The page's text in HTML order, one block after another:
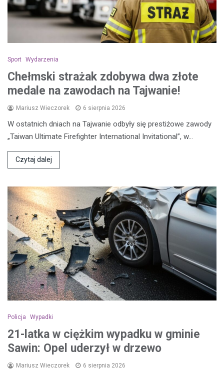
Sport Wydarzenia
Chełmski strażak zdobywa dwa złote
medale na zawodach na Tajwanie!
Mariusz Wieczorek 6 sierpnia 2026
W ostatnich dniach na Tajwanie odbyły się prestiżowe zawody
„Taiwan Ultimate Firefighter International Invitational”, w…
Czytaj dalej
Policja Wypadki
21-latka w ciężkim wypadku w gminie
Sawin: Opel uderzył w drzewo
Mariusz Wieczorek 6 sierpnia 2026